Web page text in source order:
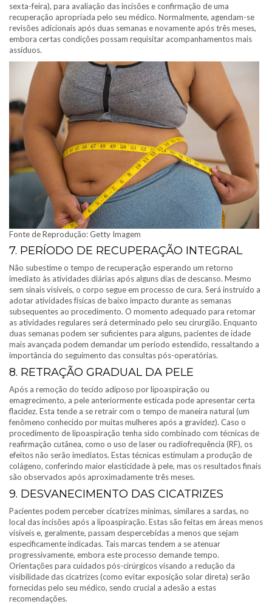
sexta-feira), para avaliação das incisões e confirmação de uma
recuperação apropriada pelo seu médico. Normalmente, agendam-se
revisões adicionais após duas semanas e novamente após três meses,
embora certas condições possam requisitar acompanhamentos mais
assíduos.
Fonte de Reprodução: Getty Imagem
7. PERÍODO DE RECUPERAÇÃO INTEGRAL
Não subestime o tempo de recuperação esperando um retorno
imediato às atividades diárias após alguns dias de descanso. Mesmo
sem sinais visíveis, o corpo segue em processo de cura. Será instruído a
adotar atividades físicas de baixo impacto durante as semanas
subsequentes ao procedimento. O momento adequado para retomar
as atividades regulares será determinado pelo seu cirurgião. Enquanto
duas semanas podem ser suficientes para alguns, pacientes de idade
mais avançada podem demandar um período estendido, ressaltando a
importância do seguimento das consultas pós-operatórias.
8. RETRAÇÃO GRADUAL DA PELE
Após a remoção do tecido adiposo por lipoaspiração ou
emagrecimento, a pele anteriormente esticada pode apresentar certa
flacidez. Esta tende a se retrair com o tempo de maneira natural (um
fenômeno conhecido por muitas mulheres após a gravidez). Caso o
procedimento de lipoaspiração tenha sido combinado com técnicas de
reafirmação cutânea, como o uso de laser ou radiofrequência (RF), os
efeitos não serão imediatos. Estas técnicas estimulam a produção de
colágeno, conferindo maior elasticidade à pele, mas os resultados finais
são observados após aproximadamente três meses.
9. DESVANECIMENTO DAS CICATRIZES
Pacientes podem perceber cicatrizes mínimas, similares a sardas, no
local das incisões após a lipoaspiração. Estas são feitas em áreas menos
visíveis e, geralmente, passam despercebidas a menos que sejam
especificamente indicadas. Tais marcas tendem a se atenuar
progressivamente, embora este processo demande tempo.
Orientações para cuidados pós-cirúrgicos visando a redução da
visibilidade das cicatrizes (como evitar exposição solar direta) serão
fornecidas pelo seu médico, sendo crucial a adesão a estas
recomendações.